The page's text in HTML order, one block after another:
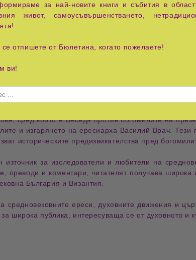
, в книгата помествамеоткъсот
текстове, свързани сбогомилското учение
както
, представена в две версии –Каркасонски
принципи , следвани от последователите
, сред които еБеседа против богомилитена
и изгарянето наересиарха Василий Врач . Тези
историческите предизвикателства пред
източник за изследователи и любители на
преводи и коментари , читателят получава широка
България и Византия.
средновековните ереси, духовните движения и
за широка публика, интересуваща се от духовното и
за най-новите книги и събития в
живот, самоусъвършенстването,
отпишете от Бюлетина, когато пожелаете!
ви!